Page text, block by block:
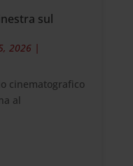
sul
2026|
cinematografico
al